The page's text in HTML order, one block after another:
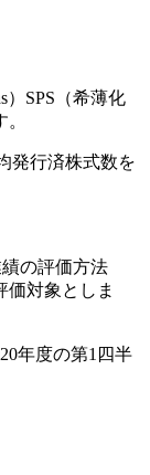
）SPS（希薄化
発行済株式数を
の評価方法
価対象としま
年度の第1四半